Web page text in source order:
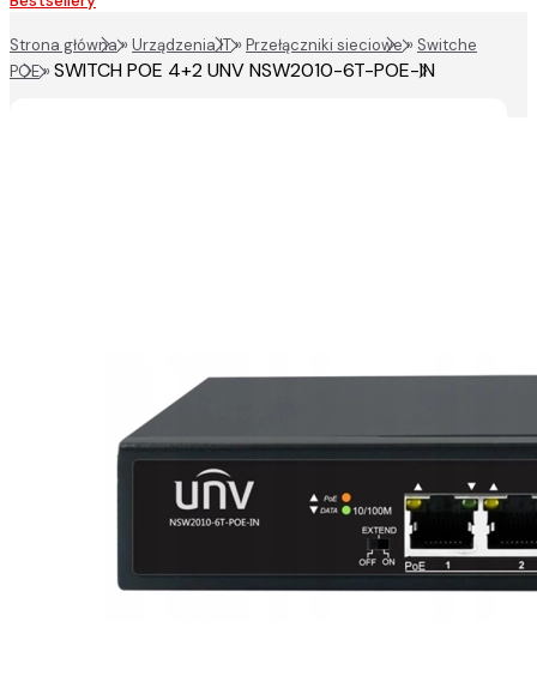
Strona główna»Urządzenia IT»Przełączniki sieciowe» Switche
POE»SWITCH POE 4+2 UNV NSW2010-6T-POE-IN